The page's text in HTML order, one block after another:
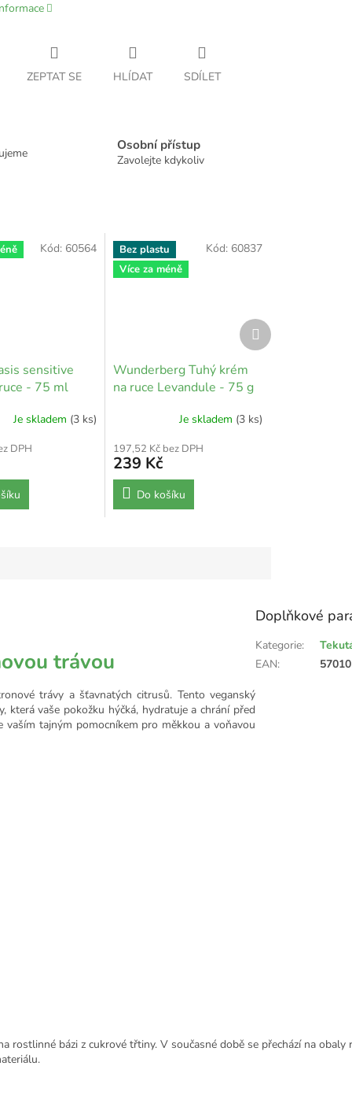
ZEPTAT SE HLÍDAT SDÍLET
Osobní přístup
Zavolejte kdykoliv
sensitive
- 75 ml
Je skladem (3 ks)
DPH
Kód: 60564
Bez plastu
Více za méně
Wunderberg Tuhý krém
na ruce Levandule - 75 g
Je skladem (3 ks)
197,52 Kč bez DPH
239 Kč
Do košíku
Kód: 60837
Další
produkt
trávou
trávy a šťavnatých citrusů. Tento veganský
vaše pokožku hýčká, hydratuje a chrání před
tajným pomocníkem pro měkkou a voňavou
rostlinné bázi z cukrové třtiny. V současné době se přechází na obaly
Doplňkové
Kategorie:
EAN: